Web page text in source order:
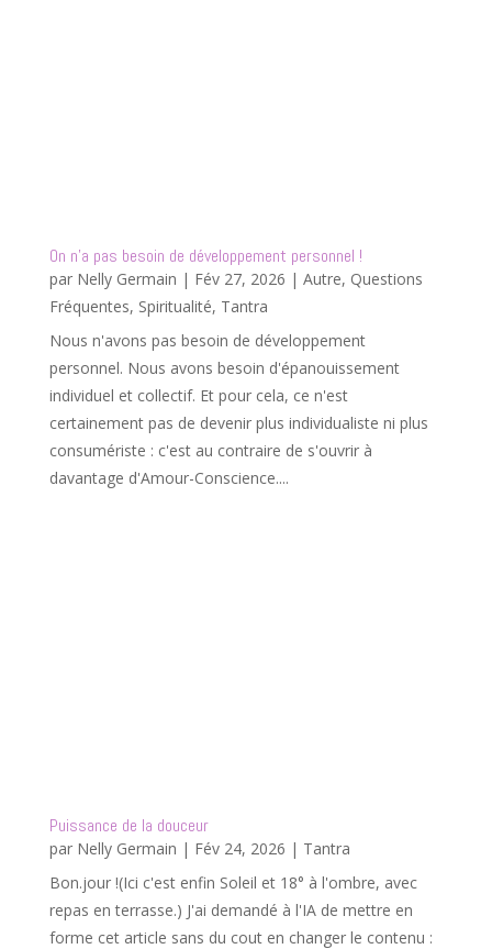
On n’a pas besoin de développement personnel !
par Nelly Germain | Fév 27, 2026 | Autre, Questions
Fréquentes, Spiritualité, Tantra
Nous n'avons pas besoin de développement
personnel. Nous avons besoin d'épanouissement
individuel et collectif. Et pour cela, ce n'est
certainement pas de devenir plus individualiste ni plus
consumériste : c'est au contraire de s'ouvrir à
davantage d'Amour-Conscience....
Puissance de la douceur
par Nelly Germain | Fév 24, 2026 | Tantra
Bon.jour !(Ici c'est enfin Soleil et 18° à l'ombre, avec
repas en terrasse.) J'ai demandé à l'IA de mettre en
forme cet article sans du cout en changer le contenu :